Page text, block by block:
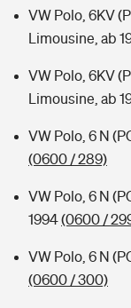
VW Polo, 6KV
Limousine, ab
VW Polo, 6KV
Limousine, ab
VW Polo, 6 N
(0600 / 289)
VW Polo, 6 N
1994(0600 /
VW Polo, 6 N
(0600 / 300)